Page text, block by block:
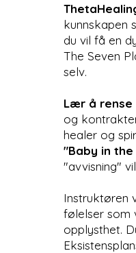
kunnskapen
du vil få en
The Seven
selv.
Lær å rense
og
healer og
"Baby in
"avvisning"
Instruktøren
følelser som
opplysthet.